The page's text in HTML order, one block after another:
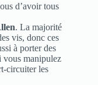
d’avoir tous
. La majorité
vis, donc ces
à porter des
vous manipulez
circuiter les